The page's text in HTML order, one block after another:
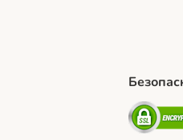
Method